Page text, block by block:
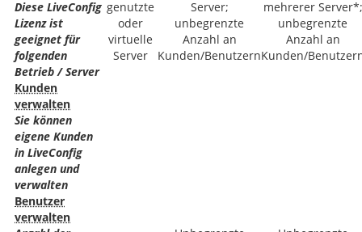
Diese LiveConfig
Lizenz ist
geeignet für
folgenden
Betrieb / Server
genutzte
oder
virtuelle
Server
Server;
unbegrenzte
Anzahl an
Kunden/Benutzern
mehrerer Server*;
unbegrenzte
Anzahl an
Kunden/
Kunden
verwalten
Sie können
eigene Kunden
in LiveConfig
anlegen und
verwalten
Benutzer
verwalten